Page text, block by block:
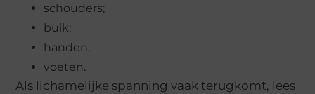
schouders;
buik;
handen;
voeten.
Als lichamelijke spanning vaak terugkomt, lees